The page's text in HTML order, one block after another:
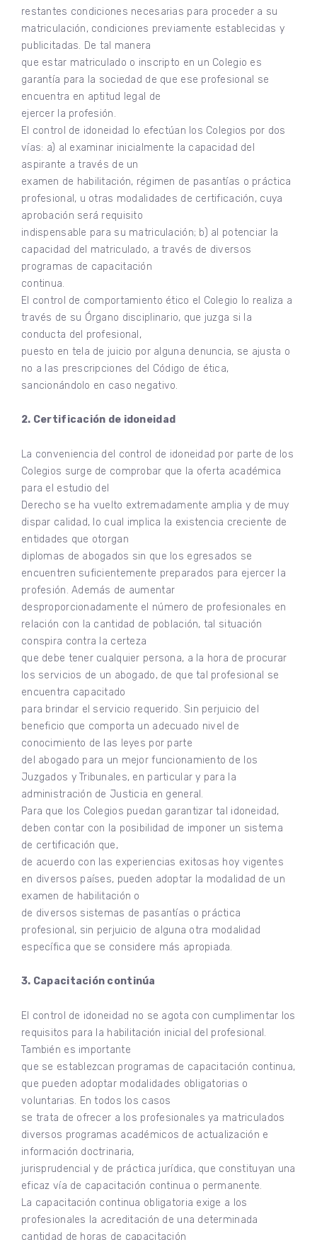
restantes condiciones necesarias para proceder a su
matriculación, condiciones previamente establecidas y
publicitadas. De tal manera
que estar matriculado o inscripto en un Colegio es
garantía para la sociedad de que ese profesional se
encuentra en aptitud legal de
ejercer la profesión.
El control de idoneidad lo efectúan los Colegios por dos
vías: a) al examinar inicialmente la capacidad del
aspirante a través de un
examen de habilitación, régimen de pasantías o práctica
profesional, u otras modalidades de certificación, cuya
aprobación será requisito
indispensable para su matriculación; b) al potenciar la
capacidad del matriculado, a través de diversos
programas de capacitación
continua.
El control de comportamiento ético el Colegio lo realiza a
través de su Órgano disciplinario, que juzga si la
conducta del profesional,
puesto en tela de juicio por alguna denuncia, se ajusta o
no a las prescripciones del Código de ética,
sancionándolo en caso negativo.
2. Certificación de idoneidad
La conveniencia del control de idoneidad por parte de los
Colegios surge de comprobar que la oferta académica
para el estudio del
Derecho se ha vuelto extremadamente amplia y de muy
dispar calidad, lo cual implica la existencia creciente de
entidades que otorgan
diplomas de abogados sin que los egresados se
encuentren suficientemente preparados para ejercer la
profesión. Además de aumentar
desproporcionadamente el número de profesionales en
relación con la cantidad de población, tal situación
conspira contra la certeza
que debe tener cualquier persona, a la hora de procurar
los servicios de un abogado, de que tal profesional se
encuentra capacitado
para brindar el servicio requerido. Sin perjuicio del
beneficio que comporta un adecuado nivel de
conocimiento de las leyes por parte
del abogado para un mejor funcionamiento de los
Juzgados y Tribunales, en particular y para la
administración de Justicia en general.
Para que los Colegios puedan garantizar tal idoneidad,
deben contar con la posibilidad de imponer un sistema
de certificación que,
de acuerdo con las experiencias exitosas hoy vigentes
en diversos países, pueden adoptar la modalidad de un
examen de habilitación o
de diversos sistemas de pasantías o práctica
profesional, sin perjuicio de alguna otra modalidad
específica que se considere más apropiada.
3. Capacitación continúa
El control de idoneidad no se agota con cumplimentar los
requisitos para la habilitación inicial del profesional.
También es importante
que se establezcan programas de capacitación continua,
que pueden adoptar modalidades obligatorias o
voluntarias. En todos los casos
se trata de ofrecer a los profesionales ya matriculados
diversos programas académicos de actualización e
información doctrinaria,
jurisprudencial y de práctica jurídica, que constituyan una
eficaz vía de capacitación continua o permanente.
La capacitación continua obligatoria exige a los
profesionales la acreditación de una determinada
cantidad de horas de capacitación